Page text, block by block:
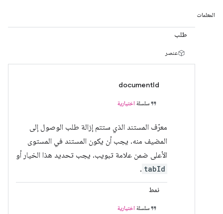
المعلمات
طلب
عنصر
documentId
سلسلة اختيارية
معرّف المستند الذي ستتم إزالة طلب الوصول إلى
المضيف منه. يجب أن يكون المستند في المستوى
الأعلى ضمن علامة تبويب. يجب تحديد هذا الخيار أو
tabId
.
نمط
سلسلة اختيارية